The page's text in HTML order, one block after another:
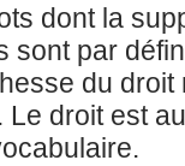
dont la
sont par
du
droit est